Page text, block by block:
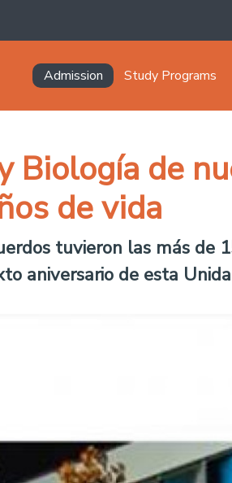
Navegación principal
Admission Study Programs
Biología de
de vida
tuvieron las más de
aniversario de esta